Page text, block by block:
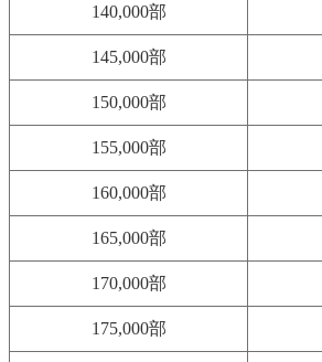
140,000部
145,000部
150,000部
155,000部
160,000部
165,000部
170,000部
175,000部